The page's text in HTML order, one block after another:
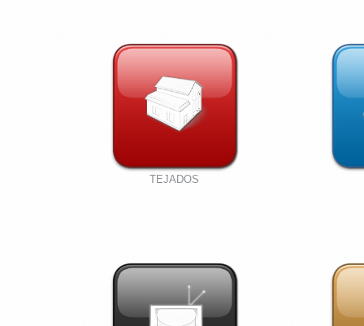
TEJADOS